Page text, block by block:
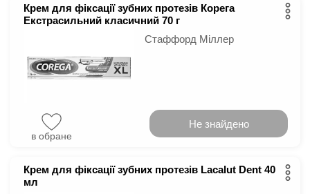
Крем для фіксації зубних протезів Корега
Екстрасильний класичний 70 г
Стаффорд Міллер
в обране
Не знайдено
Крем для фіксації зубних протезів Lacalut Dent 40
мл